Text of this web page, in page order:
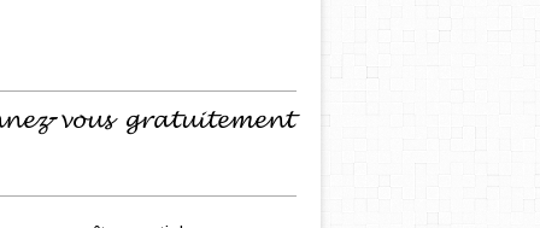
𝓿𝓸𝓾𝓼 𝓰𝓻𝓪𝓽𝓾𝓲𝓽𝓮𝓶𝓮𝓷𝓽